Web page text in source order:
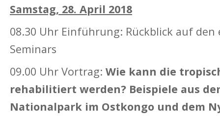
Samstag, 28. April 2018
08.30 Uhr Einführung: Rückblick auf den
Seminars
09.00 Uhr Vortrag: Wie kann die
rehabilitiert werden? Beispiele aus
Nationalpark im Ostkongo und dem